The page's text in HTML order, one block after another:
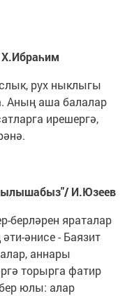
рух ныклыгы
Аның аша балалар
ирешергә,
И.Юзеев
берләрен яраталар
әнисе - Баязит
аннары
торырга фатир
юлы: алар